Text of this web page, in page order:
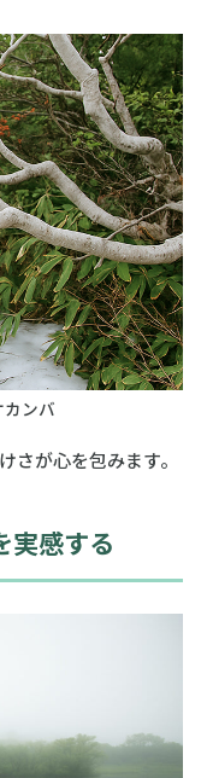
ンバ
さが心を包みます。
感する